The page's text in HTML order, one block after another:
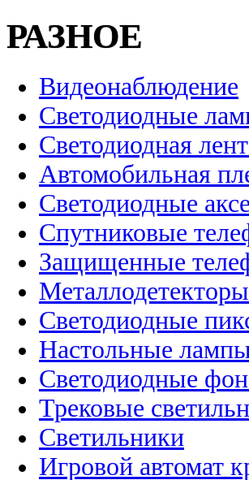
РАЗНОЕ
Видеонаблюдение
Светодиодные
Светодиодная
Автомобильная
Светодиодные
Спутниковые
Защищенные
Металлодетекторы
Светодиодные
Настольные
Светодиодные
Трековые
Светильники
Игровой автомат